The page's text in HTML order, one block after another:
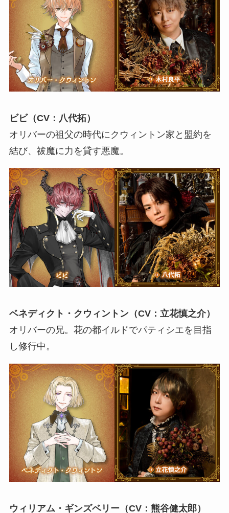
ビビ（CV：八代拓）
オリバーの祖父の時代にクウィントン家と盟約を
結び、祓魔に力を貸す悪魔。
ベネディクト・クウィントン（CV：立花慎之介）
オリバーの兄。花の都イルドでパティシエを目指
し修行中。
ウィリアム・ギンズベリー（CV：熊谷健太郎）